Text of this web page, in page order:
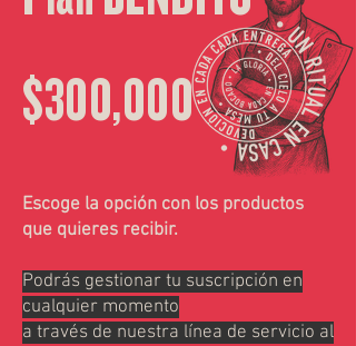
$300,000
Escoge la opción con los productos
que quieres recibir.
Podrás gestionar tu suscripción en
cualquier momento
a través de nuestra línea de servicio al